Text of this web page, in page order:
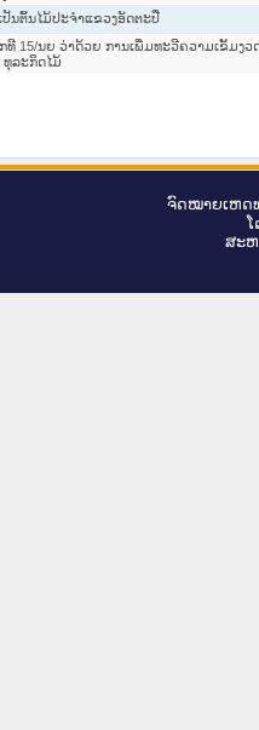
ນຕົ້ນໄມ້ປະຈຳແຂວງອັດຕະປື
ທີ 15/ນຍ ວ່າດ້ວຍ ການເພີ່ມທະວີຄວາມເຂັ້ມງ
ລະກິດໄມ້
ຈົດ​ໝາຍ​ເຫດ​
ສະ​ຫ